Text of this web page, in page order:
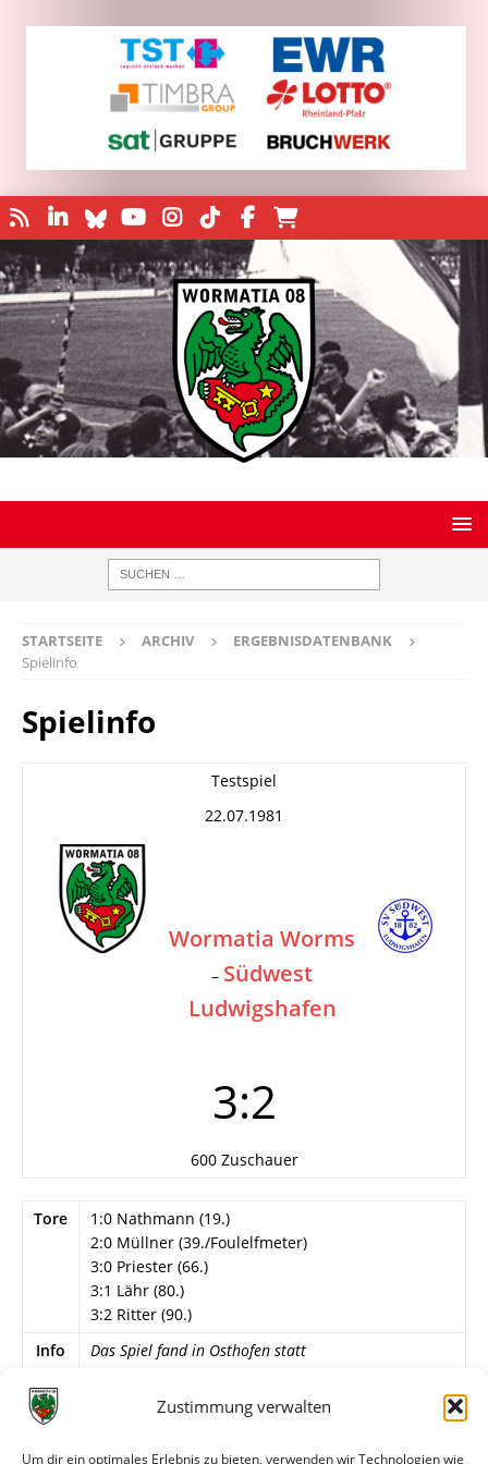
Zustimmung verwalten
Um dir ein optimales Erlebnis zu bieten, verwenden wir Technologien wie
STARTSEITE ARCHIV
ERGEBNISDATENBANK
Spielinfo
Spielinfo
Testspiel
22.07.1981
Wormatia Worms
– Südwest
Ludwigshafen
3:2
600 Zuschauer
Tore
1:0 Nathmann (19.)
2:0 Müllner (39./Foulelfmeter)
3:0 Priester (66.)
3:1 Lähr (80.)
3:2 Ritter (90.)
Info
Das Spiel fand in Osthofen statt
Wormatia Worms
Kuhnert (46. Strohfuß) – W. Günther, Lubanski